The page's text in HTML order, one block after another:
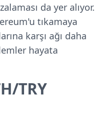
da yer alıyor.
tıkamaya
karşı ağı daha
hayata
TRY